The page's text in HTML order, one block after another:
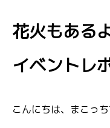
花火もある
イベントレ
こんにちは、まこっ